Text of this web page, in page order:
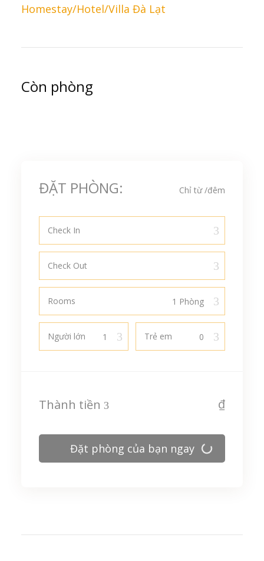
Homestay/Hotel/Villa Đà Lạt
Còn phòng
ĐẶT PHÒNG: Chỉ từ/đêm
Check In
Check Out
Rooms
Người lớn Trẻ em
Thành tiền ₫
Đặt phòng của bạn ngay